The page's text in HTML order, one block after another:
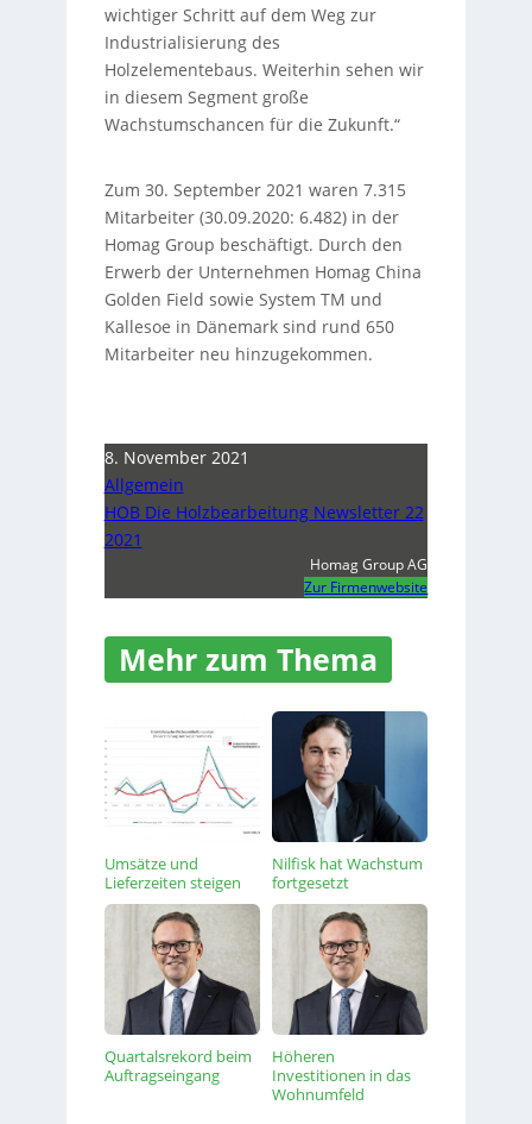
wichtiger Schritt auf dem Weg zur
Industrialisierung des
Holzelementebaus. Weiterhin sehen wir
in diesem Segment große
Wachstumschancen für die Zukunft.“
Zum 30. September 2021 waren 7.315
Mitarbeiter (30.09.2020: 6.482) in der
Homag Group beschäftigt. Durch den
Erwerb der Unternehmen Homag China
Golden Field sowie System TM und
Kallesoe in Dänemark sind rund 650
Mitarbeiter neu hinzugekommen.
8. November 2021
Allgemein
HOB Die Holzbearbeitung Newsletter 22
2021
Homag Group AG
Zur Firmenwebsite
Mehr zum Thema
Umsätze und
Lieferzeiten steigen
Nilfisk hat Wachstum
fortgesetzt
Quartalsrekord beim
Auftragseingang
Höheren
Investitionen in das
Wohnumfeld